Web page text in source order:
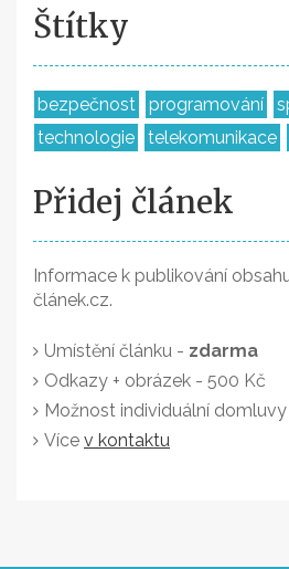
Štítky
bezpečnost programování
technologie
telekomunikace
Přidej článek
Informace k publikování
článek.cz.
Umístění článku - zdarma
Odkazy + obrázek - 500 Kč
Možnost individuální domluvy
Více v kontaktu